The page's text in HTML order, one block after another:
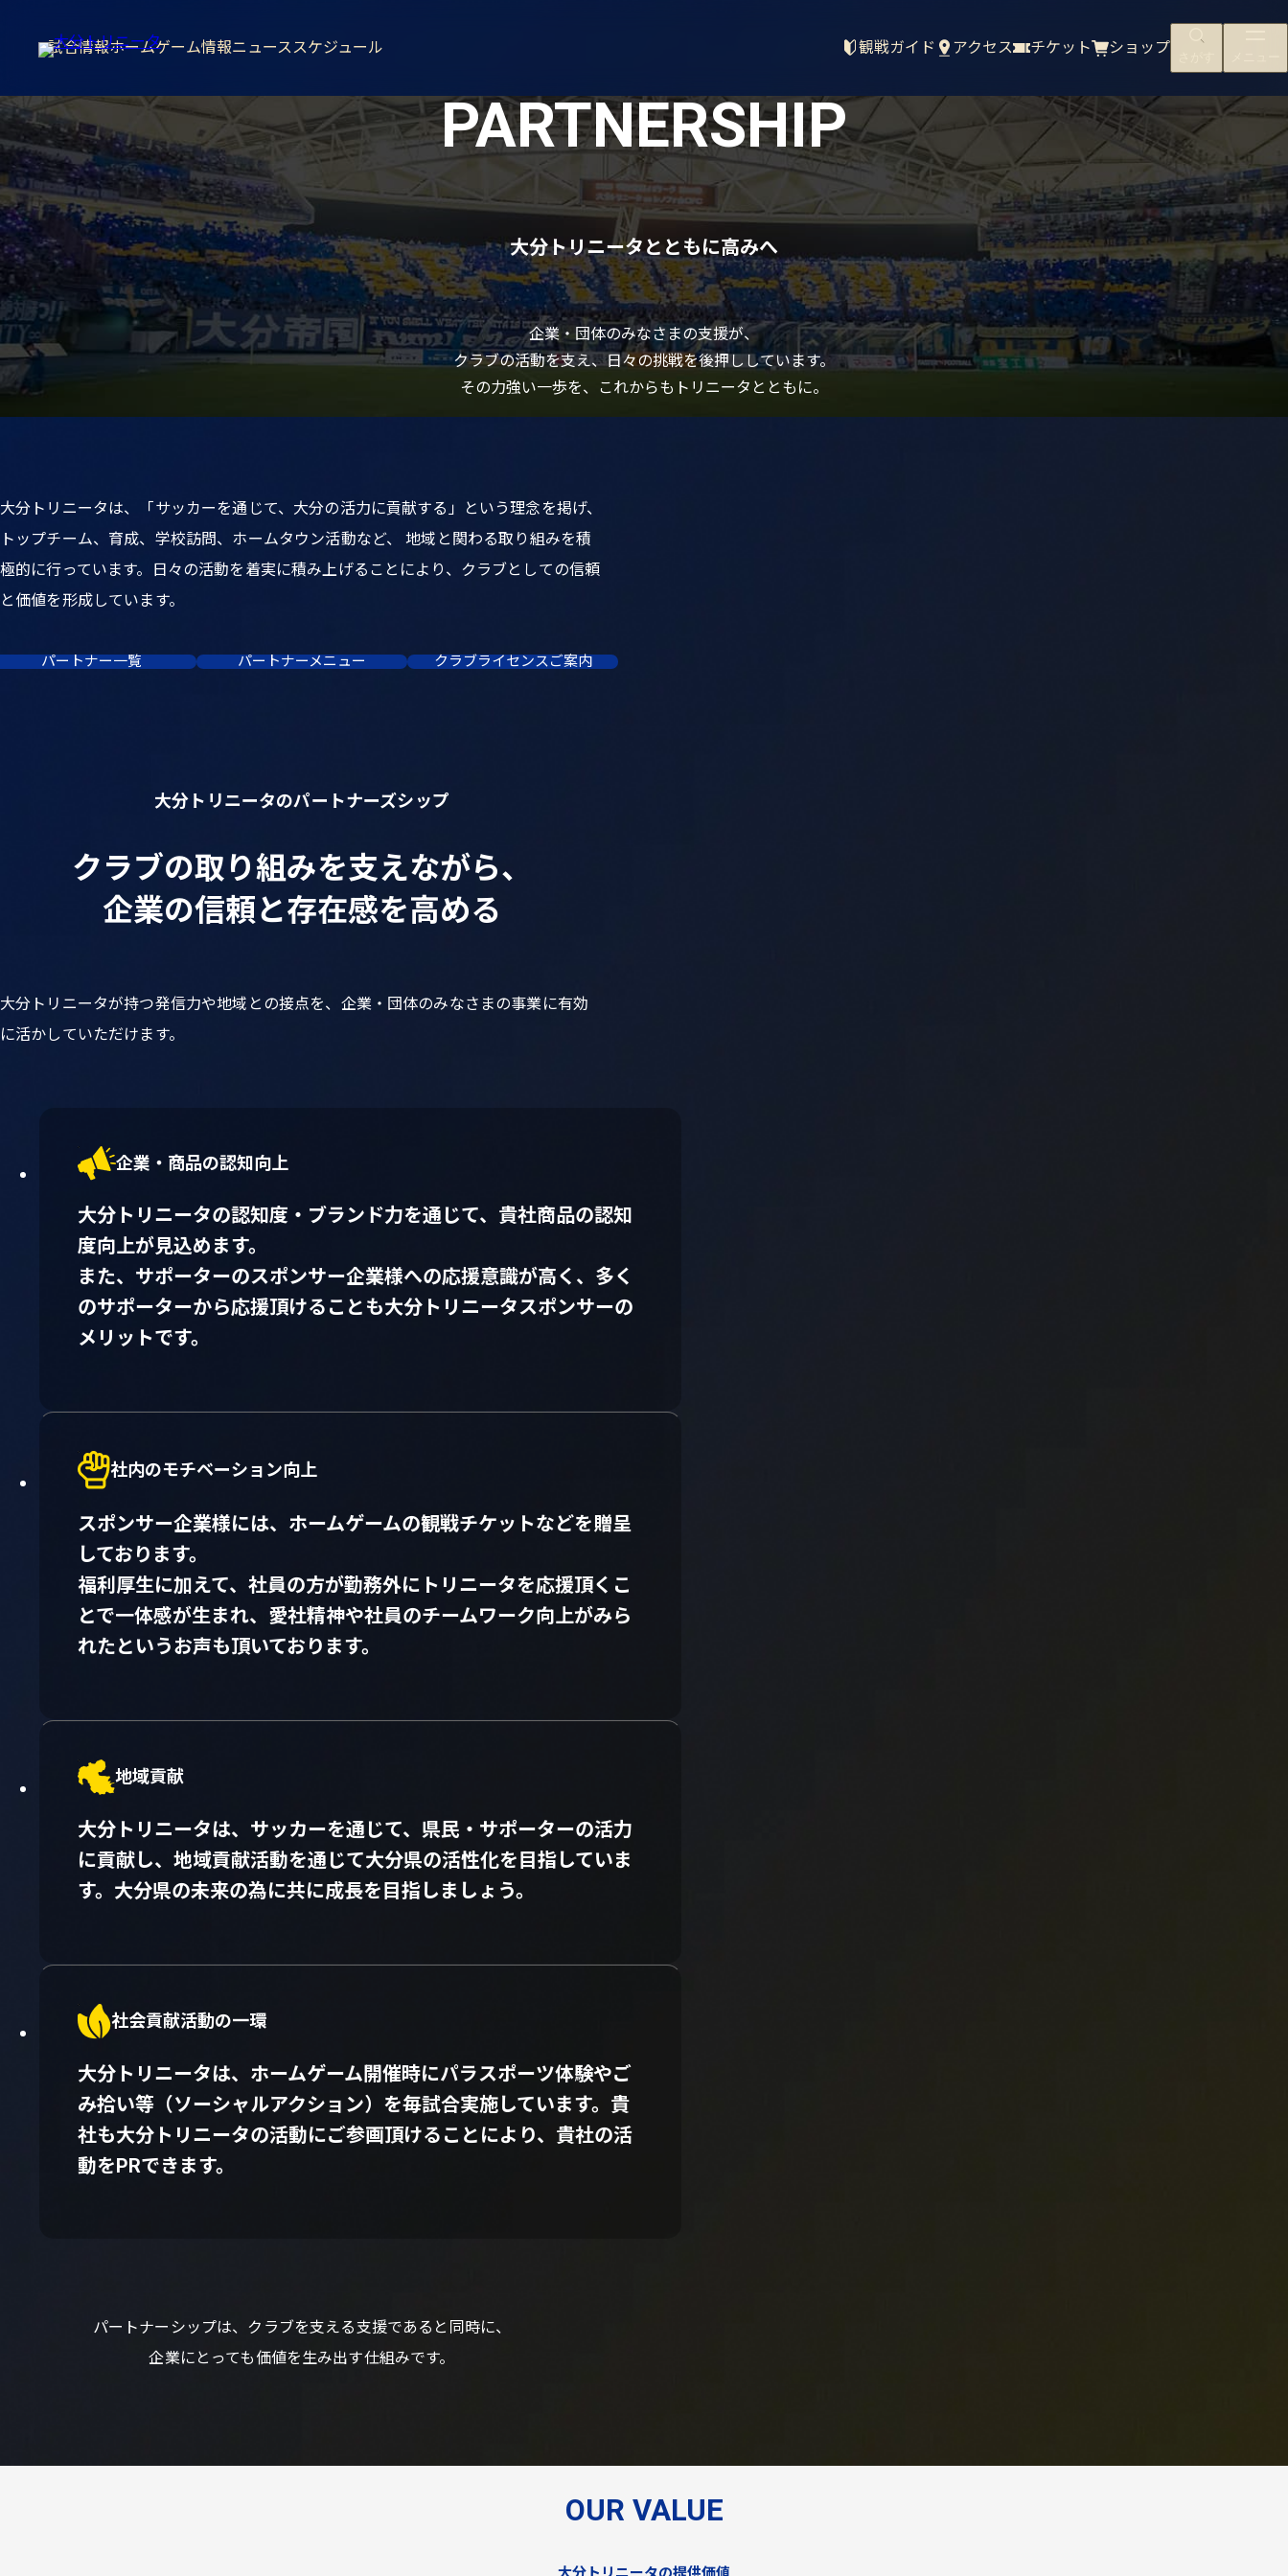
試合情報ホームゲーム情報ニューススケジュール 観戦ガイド アクセス チケット ショップ
大分トリニータとともに高みへ
PARTNERSHIP
企業・団体のみなさまの支援が、
クラブの活動を支え、日々の挑戦を後押ししています。
その力強い一歩を、これからもトリニータとともに。
大分トリニータは、「サッカーを通じて、大分の活力に貢献する」という理念を掲げ、
トップチーム、育成、学校訪問、ホームタウン活動など、 地域と関わる取り組みを積
極的に行っています。日々の活動を着実に積み上げることにより、クラブとしての信頼
と価値を形成しています。
パートナー一覧 パートナーメニュー クラブライセンスご案内
大分トリニータのパートナーズシップ
クラブの取り組みを支えながら、
企業の信頼と存在感を高める
大分トリニータが持つ発信力や地域との接点を、企業・団体のみなさまの事業に有効
に活かしていただけます。
企業・商品の認知向上
大分トリニータの認知度・ブランド力を通じて、貴社商品の認知
度向上が見込めます。
また、サポーターのスポンサー企業様への応援意識が高く、多く
のサポーターから応援頂けることも大分トリニータスポンサーの
メリットです。
社内のモチベーション向上
スポンサー企業様には、ホームゲームの観戦チケットなどを贈呈
しております。
福利厚生に加えて、社員の方が勤務外にトリニータを応援頂くこ
とで一体感が生まれ、愛社精神や社員のチームワーク向上がみら
れたというお声も頂いております。
地域貢献
大分トリニータは、サッカーを通じて、県民・サポーターの活力
に貢献し、地域貢献活動を通じて大分県の活性化を目指していま
す。大分県の未来の為に共に成長を目指しましょう。
社会貢献活動の一環
大分トリニータは、ホームゲーム開催時にパラスポーツ体験やご
み拾い等（ソーシャルアクション）を毎試合実施しています。貴
社も大分トリニータの活動にご参画頂けることにより、貴社の活
動をPRできます。
パートナーシップは、クラブを支える支援であると同時に、
企業にとっても価値を生み出す仕組みです。
OUR VALUE